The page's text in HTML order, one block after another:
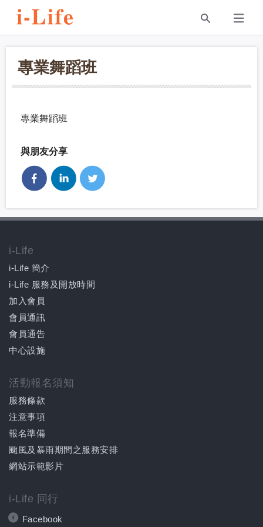
專業舞蹈班
專業舞蹈班
與朋友分享
i-Life
i-Life 簡介
i-Life 服務及開放時間
加入會員
會員通訊
會員通告
中心設施
活動報名須知
服務條款
注意事項
報名準備
颱風及暴雨期間之服務安排
網站示範影片
i-Life 同行
Facebook